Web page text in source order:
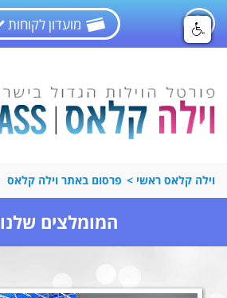
מועדון לקוחות
וילה קלאס ראשי > פרסום באתר וילה קלאס
המומלצים שלנו